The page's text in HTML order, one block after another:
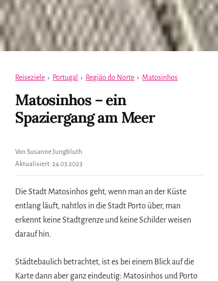
Reiseziele › Portugal › Região do Norte › Matosinhos
Matosinhos – ein
Spaziergang am Meer
Von Susanne Jungbluth
Aktualisiert: 24.03.2023
Die Stadt Matosinhos geht, wenn man an der Küste
entlang läuft, nahtlos in die Stadt Porto über, man
erkennt keine Stadtgrenze und keine Schilder weisen
darauf hin.
Städtebaulich betrachtet, ist es bei einem Blick auf die
Karte dann aber ganz eindeutig: Matosinhos und Porto